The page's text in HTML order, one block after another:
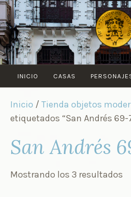
Saltar
al
contenido
INICIO CASAS
Inicio / Tienda objetos
etiquetados “San Andrés 69-
San Andrés
Mostrando los 3 resultados